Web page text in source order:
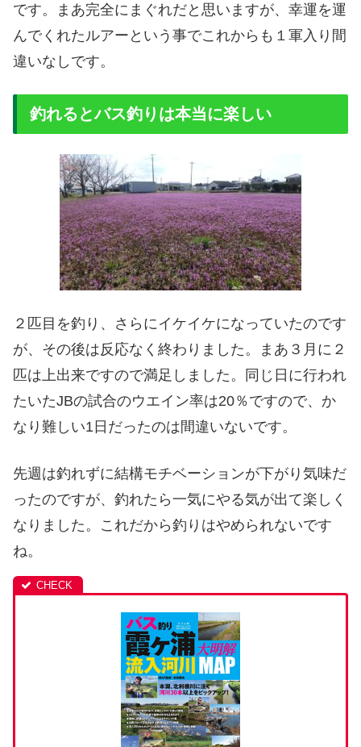
です。まあ完全にまぐれだと思いますが、幸運を運
んでくれたルアーという事でこれからも１軍入り間
違いなしです。
釣れるとバス釣りは本当に楽しい
２匹目を釣り、さらにイケイケになっていたのです
が、その後は反応なく終わりました。まあ３月に２
匹は上出来ですので満足しました。同じ日に行われ
たいたJBの試合のウエイン率は20％ですので、か
なり難しい1日だったのは間違いないです。
先週は釣れずに結構モチベーションが下がり気味だ
ったのですが、釣れたら一気にやる気が出て楽しく
なりました。これだから釣りはやめられないです
ね。